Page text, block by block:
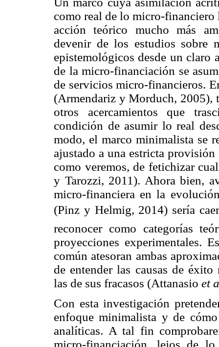
como real de lo micro-financiero
acción teórico mucho más
devenir de los estudios sobre
epistemológicos desde un claro
de la micro-financiación se
de servicios micro-financieros.
(Armendariz y Morduch, 2005),
otros acercamientos que
condición de asumir lo real
modo, el marco minimalista se
ajustado a una estricta
como veremos, de fetichizar
y Tarozzi, 2011). Ahora bien,
micro-financiera en la
(Pinz y Helmig, 2014) sería
reconocer como categorías
proyecciones experimentales.
común atesoran ambas
de entender las causas de
las de sus fracasos (Attanasio et
Con esta investigación
enfoque minimalista y de
analíticas. A tal fin